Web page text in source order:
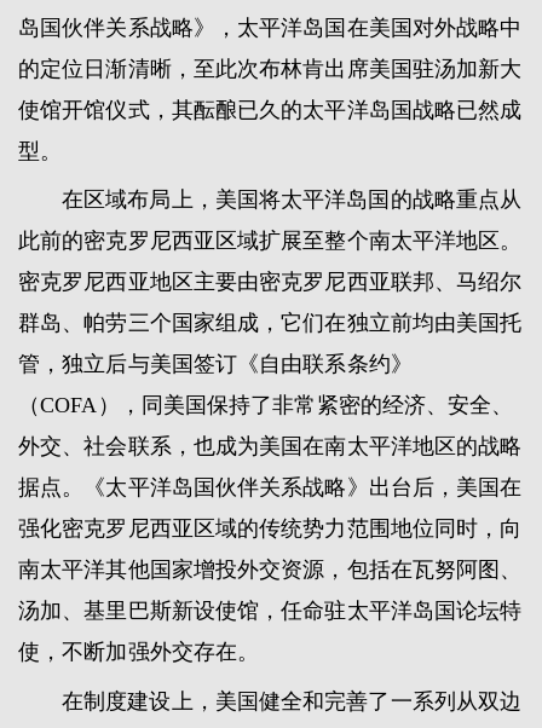
岛国伙伴关系战略》，太平洋岛国在美国对外战略中
的定位日渐清晰，至此次布林肯出席美国驻汤加新大
使馆开馆仪式，其酝酿已久的太平洋岛国战略已然成
型。
在区域布局上，美国将太平洋岛国的战略重点从
此前的密克罗尼西亚区域扩展至整个南太平洋地区。
密克罗尼西亚地区主要由密克罗尼西亚联邦、马绍尔
群岛、帕劳三个国家组成，它们在独立前均由美国托
管，独立后与美国签订《自由联系条约》
（COFA），同美国保持了非常紧密的经济、安全、
外交、社会联系，也成为美国在南太平洋地区的战略
据点。《太平洋岛国伙伴关系战略》出台后，美国在
强化密克罗尼西亚区域的传统势力范围地位同时，向
南太平洋其他国家增投外交资源，包括在瓦努阿图、
汤加、基里巴斯新设使馆，任命驻太平洋岛国论坛特
使，不断加强外交存在。
在制度建设上，美国健全和完善了一系列从双边